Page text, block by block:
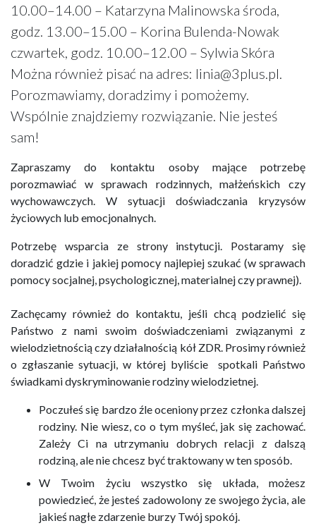
10.00–14.00 – Katarzyna Malinowska środa,
godz. 13.00–15.00 – Korina Bulenda-Nowak
czwartek, godz. 10.00–12.00 – Sylwia Skóra
Można również pisać na adres: linia@3plus.pl.
Porozmawiamy, doradzimy i pomożemy.
Wspólnie znajdziemy rozwiązanie. Nie jesteś
sam!
Zapraszamy do kontaktu osoby mające potrzebę
porozmawiać w sprawach rodzinnych, małżeńskich czy
wychowawczych. W sytuacji doświadczania kryzysów
życiowych lub emocjonalnych.
Potrzebę wsparcia ze strony instytucji. Postaramy się
doradzić gdzie i jakiej pomocy najlepiej szukać (w sprawach
pomocy socjalnej, psychologicznej, materialnej czy prawnej).
Zachęcamy również do kontaktu, jeśli chcą podzielić się
Państwo z nami swoim doświadczeniami związanymi z
wielodzietnością czy działalnością kół ZDR. Prosimy również
o zgłaszanie sytuacji, w której byliście spotkali Państwo
świadkami dyskryminowanie rodziny wielodzietnej.
Poczułeś się bardzo źle oceniony przez członka dalszej
rodziny. Nie wiesz, co o tym myśleć, jak się zachować.
Zależy Ci na utrzymaniu dobrych relacji z dalszą
rodziną, ale nie chcesz być traktowany w ten sposób.
W Twoim życiu wszystko się układa, możesz
powiedzieć, że jesteś zadowolony ze swojego życia, ale
jakieś nagłe zdarzenie burzy Twój spokój.